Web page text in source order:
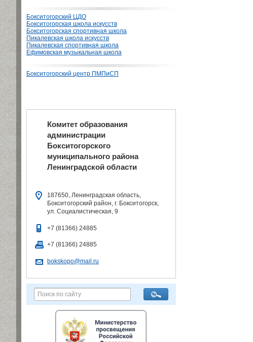
Бокситогорский ЦДО
Бокситогорская школа искусств
Бокситогорская спортивная школа
Пикалевская школа искусств
Пикалевская спортивная школа
Ефимовская музыкальная школа
Бокситогорский центр ПМПиСП
Комитет образования
администрации
Бокситогорского
муниципального района
Ленинградской области
187650, Ленинградская область,
Бокситогорский район, г. Бокситогорск,
ул. Социалистическая, 9
+7 (81366) 24885
+7 (81366) 24885
bokskopo@mail.ru